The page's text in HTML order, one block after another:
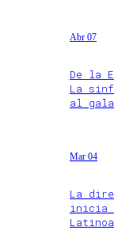
Abr 07
De la
La
al
Mar 04
La
inicia